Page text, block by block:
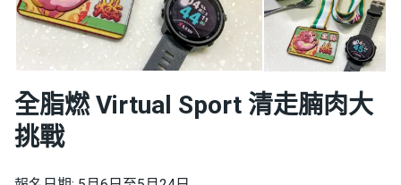
全脂燃 Virtual Sport 清走腩肉大
挑戰